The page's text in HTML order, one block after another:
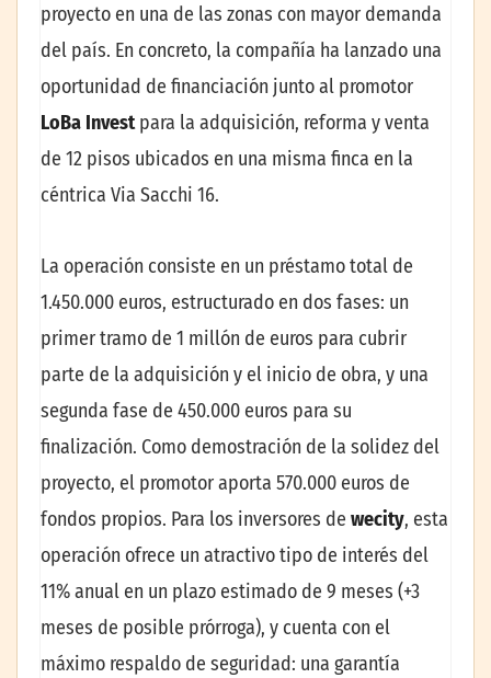
proyecto en una de las zonas con mayor demanda
del país. En concreto, la compañía ha lanzado una
oportunidad de financiación junto al promotor
LoBa Investpara la adquisición, reforma y venta
de 12 pisos ubicados en una misma finca en la
céntrica Via Sacchi 16.
La operación consiste en un préstamo total de
1.450.000 euros, estructurado en dos fases: un
primer tramo de 1 millón de euros para cubrir
parte de la adquisición y el inicio de obra, y una
segunda fase de 450.000 euros para su
finalización. Como demostración de la solidez del
proyecto, el promotor aporta 570.000 euros de
fondos propios. Para los inversores de wecity, esta
operación ofrece un atractivo tipo de interés del
11% anual en un plazo estimado de 9 meses (+3
meses de posible prórroga), y cuenta con el
máximo respaldo de seguridad: una garantía